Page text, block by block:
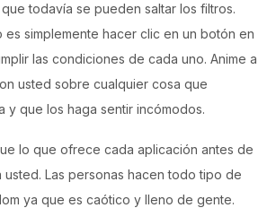
todavía se pueden saltar los filtros.
es simplemente hacer clic en un botón en
las condiciones de cada uno. Anime a
usted sobre cualquier cosa que
y que los haga sentir incómodos.
lo que ofrece cada aplicación antes de
usted. Las personas hacen todo tipo de
ya que es caótico y lleno de gente.